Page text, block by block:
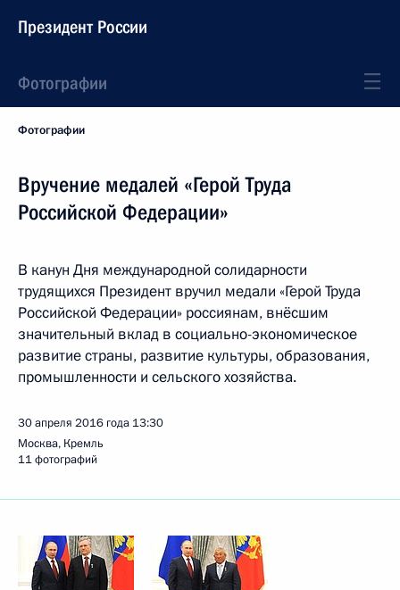
Президент России
Фотографии
Фотографии
Вручение медалей «Герой Труда
Российской Федерации»
В канун Дня международной солидарности
трудящихся Президент вручил медали «Герой Труда
Российской Федерации» россиянам, внёсшим
значительный вклад в социально-экономическое
развитие страны, развитие культуры, образования,
промышленности и сельского хозяйства.
30 апреля 2016 года 13:30
Москва, Кремль
11 фотографий